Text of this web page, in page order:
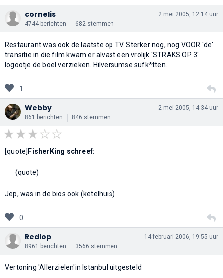
cornelis
4744 berichten 682 stemmen
2 mei 2005, 12:14 uur
Restaurant was ook de laatste op TV. Sterker nog, nog VOOR 'de'
transitie in die film kwam er alvast een vrolijk 'STRAKS OP 3'
logootje de boel verzieken. Hilversumse sufk*tten.
1
Webby
861 berichten 846 stemmen
2 mei 2005, 14:34 uur
[quote] FisherKing schreef:
(quote)
Jep, was in de bios ook (ketelhuis)
0
Redlop
8961 berichten 3566 stemmen
14 februari 2006, 19:55 uur
Vertoning 'Allerzielen'in Istanbul uitgesteld